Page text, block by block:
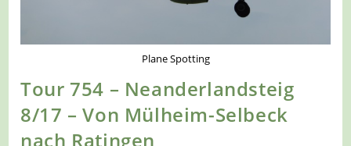
Plane Spotting
Tour 754 – Neanderlandsteig
8/17 – Von Mülheim-Selbeck
nach Ratingen